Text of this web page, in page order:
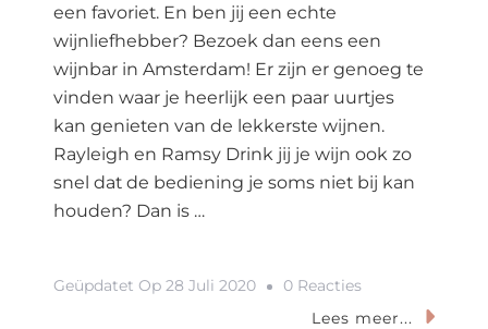
een favoriet. En ben jij een echte
wijnliefhebber? Bezoek dan eens een
wijnbar in Amsterdam! Er zijn er genoeg te
vinden waar je heerlijk een paar uurtjes
kan genieten van de lekkerste wijnen.
Rayleigh en Ramsy Drink jij je wijn ook zo
snel dat de bediening je soms niet bij kan
houden? Dan is …
Geüpdatet Op 28 Juli 2020 0 ReactiesOp
Wijnbar
Lees meer...